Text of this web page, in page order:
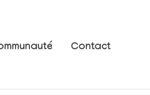
Contact